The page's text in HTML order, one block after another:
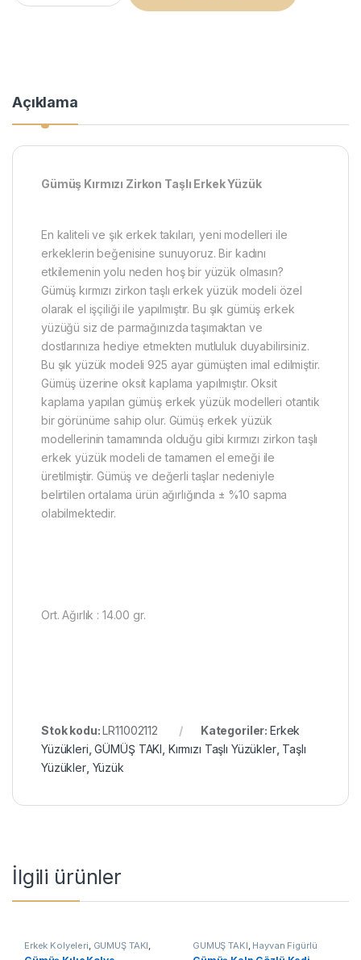
Açıklama
Gümüş Kırmızı Zirkon Taşlı Erkek Yüzük
En kaliteli ve şık erkek takıları, yeni modelleri ile
erkeklerin beğenisine sunuyoruz. Bir kadını
etkilemenin yolu neden hoş bir yüzük olmasın?
Gümüş kırmızı zirkon taşlı erkek yüzük modeli özel
olarak el işçiliği ile yapılmıştır. Bu şık gümüş erkek
yüzüğü siz de parmağınızda taşımaktan ve
dostlarınıza hediye etmekten mutluluk duyabilirsiniz.
Bu şık yüzük modeli 925 ayar gümüşten imal edilmiştir.
Gümüş üzerine oksit kaplama yapılmıştır. Oksit
kaplama yapılan gümüş erkek yüzük modelleri otantik
bir görünüme sahip olur. Gümüş erkek yüzük
modellerinin tamamında olduğu gibi kırmızı zirkon taşlı
erkek yüzük modeli de tamamen el emeği ile
üretilmiştir. Gümüş ve değerli taşlar nedeniyle
belirtilen ortalama ürün ağırlığında ± %10 sapma
olabilmektedir.
Ort. Ağırlık : 14.00 gr.
Stok kodu:LR11002112 Kategoriler: Erkek
Yüzükleri ,GÜMÜŞ TAKI Kırmızı Taşlı Yüzükler, Taşlı
Yüzükler, Yüzük
İlgili ürünler
Erkek Kolyeleri, GÜMÜŞ TAKI,
Kılıç Kolyeler Kolye
GÜMÜŞ TAKI, Hayvan Figürlü
Kolyeler ,Kadın Kolyeleri Kedili